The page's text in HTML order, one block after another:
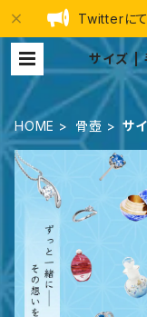
Twitterにて
サイズ |
HOME 骨壺 サ